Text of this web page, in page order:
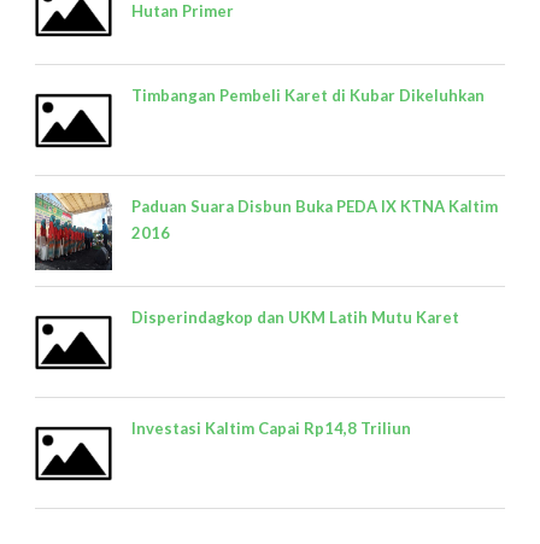
Hutan Primer
Timbangan Pembeli Karet di Kubar Dikeluhkan
Paduan Suara Disbun Buka PEDA IX KTNA Kaltim
2016
Disperindagkop dan UKM Latih Mutu Karet
Investasi Kaltim Capai Rp14,8 Triliun